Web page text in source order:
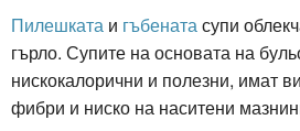
Пилешката и гъбената супи
гърло. Супите на основата на
нискокалорични и полезни, имат
фибри и ниско на наситени